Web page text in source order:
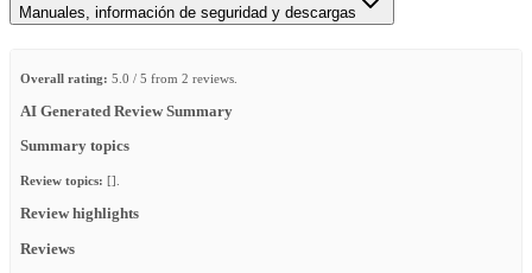
Manuales, información de seguridad y descargas
Overall rating: 5.0 / 5 from 2 reviews.
AI Generated Review Summary
Summary topics
Review topics: [].
Review highlights
Reviews